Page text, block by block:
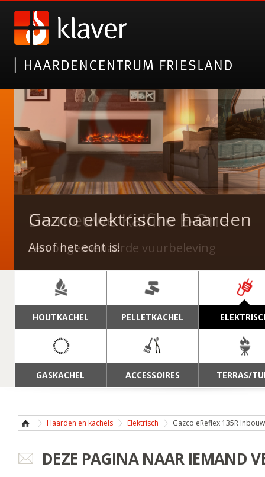
Gazco elektrische haarden
Alsof het echt is!
De nieuwe Kalfire E-One
Een ongeëvenaarde vuurbeleving
NAVIGATIE
HOUTKACHEL PELLETKACHEL
GASKACHEL ACCESSOIRES TERRAS/
Haarden en kachels Elektrisch Gazco eReflex 135R
DEZE PAGINA NAAR IEMAND